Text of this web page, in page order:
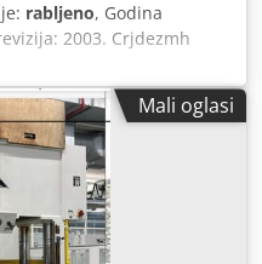
rabljeno, Godina
2003. Crjdezmh
500 kN, Maksimalna
sila držanja u poziciji
povrata kalupa: 20 kN,
gornjeg udarca: 220
visina punjenja:
90 mm, Maksimalni hod
hod pritiska: 12 mm,
Maksimalno: 100
Mali oglasi